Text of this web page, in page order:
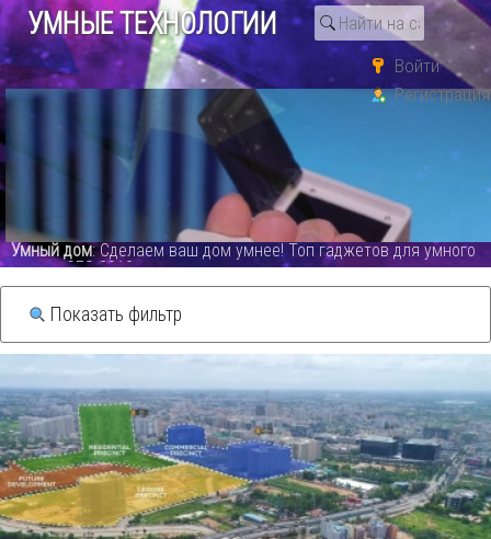
УМНЫЕ ТЕХНОЛОГИИ
Войти
Регистрация
умного СО: GSM WiFi сигнализация PG107 обзор лучшей
сегодня.PG 107 Alarm System - видео
Поиск по тегу «обсуждение
новостей»
Видео каталог
Показать фильтр